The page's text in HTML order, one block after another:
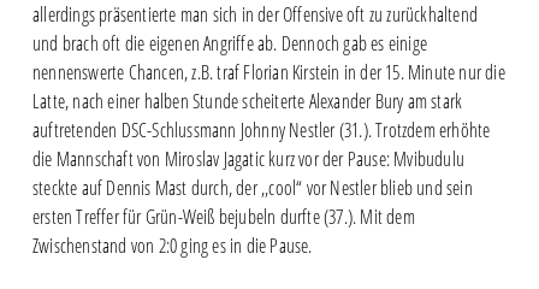
allerdings präsentierte man sich in der Offensive oft zu zurückhaltend
und brach oft die eigenen Angriffe ab. Dennoch gab es einige
nennenswerte Chancen, z.B. traf Florian Kirstein in der 15. Minute nur die
Latte, nach einer halben Stunde scheiterte Alexander Bury am stark
auftretenden DSC-Schlussmann Johnny Nestler (31.). Trotzdem erhöhte
die Mannschaft von Miroslav Jagatic kurz vor der Pause: Mvibudulu
steckte auf Dennis Mast durch, der ,,cool“ vor Nestler blieb und sein
ersten Treffer für Grün-Weiß bejubeln durfte (37.). Mit dem
Zwischenstand von 2:0 ging es in die Pause.